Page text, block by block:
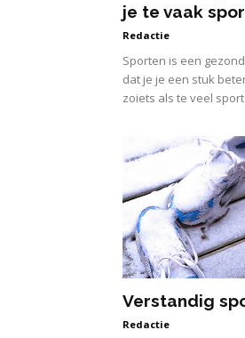
je te vaak
Redactie
Sporten is een
dat je je een stuk
zoiets als te veel
Verstandig
Redactie